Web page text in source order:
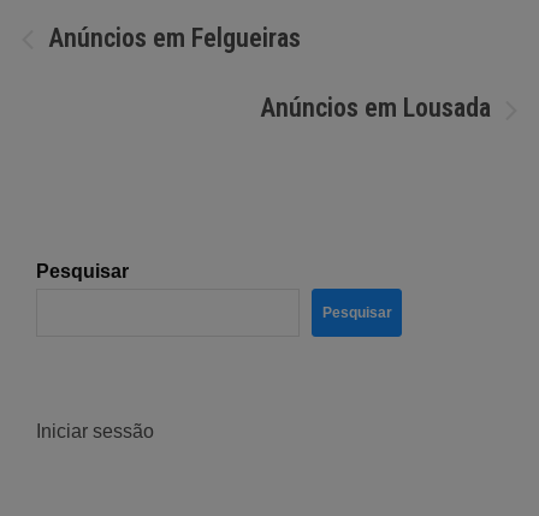
Navegação
Anúncios em Felgueiras
Anúncios em Lousada
Pesquisar
Pesquisar
Iniciar sessão